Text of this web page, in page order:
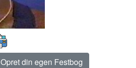
Opret din egen Festbog